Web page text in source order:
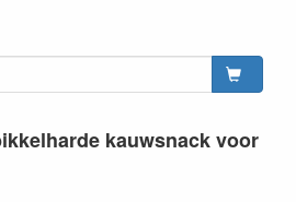
kauwsnack voor